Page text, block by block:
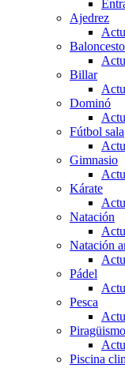
Ajedrez
Baloncesto
Billar
Dominó
Fútbol sala
Gimnasio
Kárate
Natación
Natación
Pádel
Pesca
Piragüismo
Piscina